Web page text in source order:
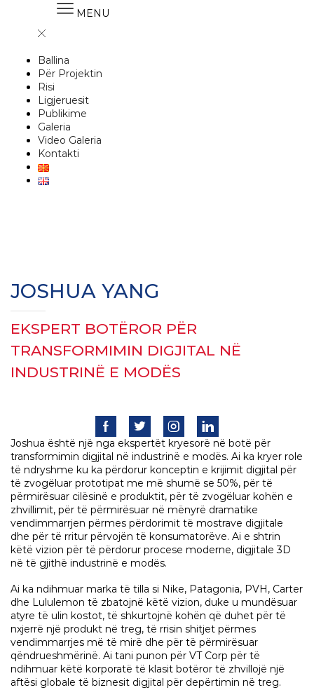
MENU
Ballina
Për Projektin
Risi
Ligjeruesit
Publikime
Galeria
Video Galeria
Kontakti
JOSHUA YANG
EKSPERT BOTËROR PËR
TRANSFORMIMIN DIGJITAL NË
INDUSTRINË E MODËS
Joshua është një nga ekspertët kryesorë në botë për
transformimin digjital në industrinë e modës. Ai ka kryer role
të ndryshme ku ka përdorur konceptin e krijimit digjital për
të zvogëluar prototipat me më shumë se 50%, për të
përmirësuar cilësinë e produktit, për të zvogëluar kohën e
zhvillimit, për të përmirësuar në mënyrë dramatike
vendimmarrjen përmes përdorimit të mostrave digjitale
dhe për të rritur përvojën të konsumatorëve. Ai e shtrin
këtë vizion për të përdorur procese moderne, digjitale 3D
në të gjithë industrinë e modës.
Ai ka ndihmuar marka të tilla si Nike, Patagonia, PVH, Carter
dhe Lululemon të zbatojnë këtë vizion, duke u mundësuar
atyre të ulin kostot, të shkurtojnë kohën që duhet për të
nxjerrë një produkt në treg, të rrisin shitjet përmes
vendimmarrjes më të mirë dhe për të përmirësuar
qëndrueshmërinë. Ai tani punon për VT Corp për të
ndihmuar këtë korporatë të klasit botëror të zhvillojë një
aftësi globale të biznesit digjital për depërtimin në treg.